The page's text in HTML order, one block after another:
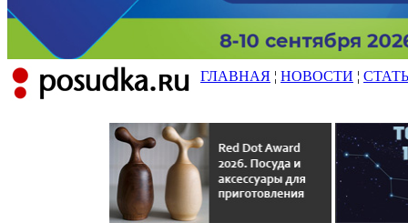
ГЛАВНАЯ ¦ НОВОСТИ ¦